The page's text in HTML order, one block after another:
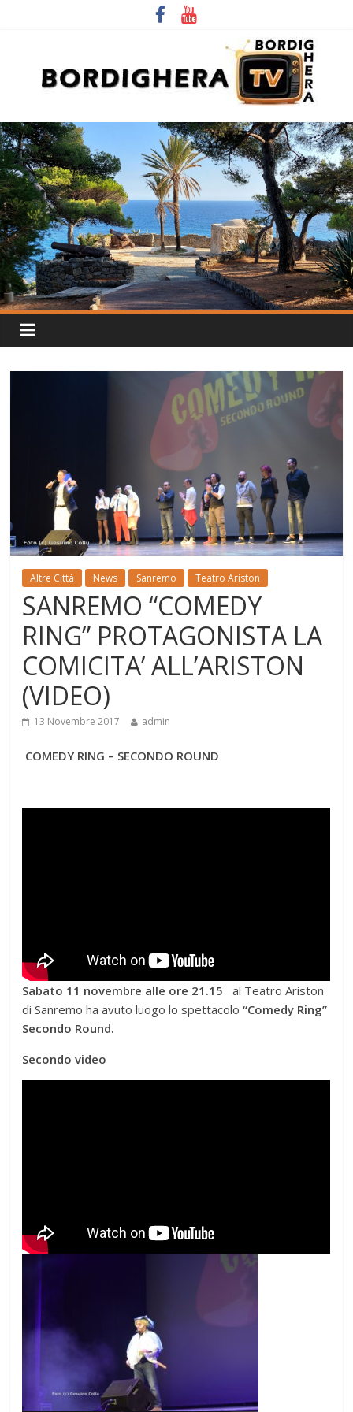
Altre Città News Sanremo Teatro Ariston
SANREMO “COMEDY
RING” PROTAGONISTA LA
COMICITA’ ALL’ARISTON
(VIDEO)
13 Novembre 2017 admin
COMEDY RING – SECONDO ROUND
Sabato 11 novembre alle ore 21.15 al Teatro Ariston
di Sanremo ha avuto luogo lo spettacolo“Comedy Ring”
Secondo Round.
Secondo video